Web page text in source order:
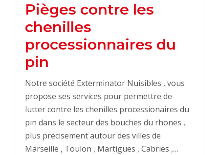
Pièges contre les
chenilles
processionnaires du
pin
Notre société Exterminator Nuisibles , vous
propose ses services pour permettre de
lutter contre les chenilles processionaires du
pin dans le secteur des bouches du rhones ,
plus précisement autour des villes de
Marseille , Toulon , Martigues , Cabries ,…